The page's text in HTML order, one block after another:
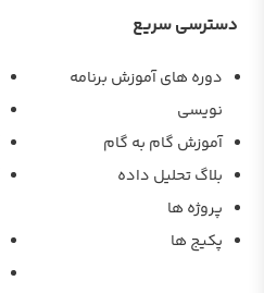
دسترسی سریع
دوره های آموزش برنامه
نویسی
آموزش گام به گام
بلاگ تحلیل داده
پروژه ها
پکیج ها